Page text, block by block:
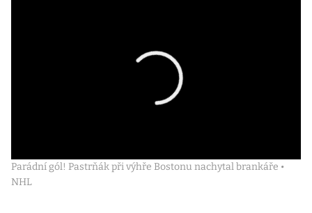
Parádní gól! Pastrňák při výhře Bostonu nachytal brankáře •
NHL